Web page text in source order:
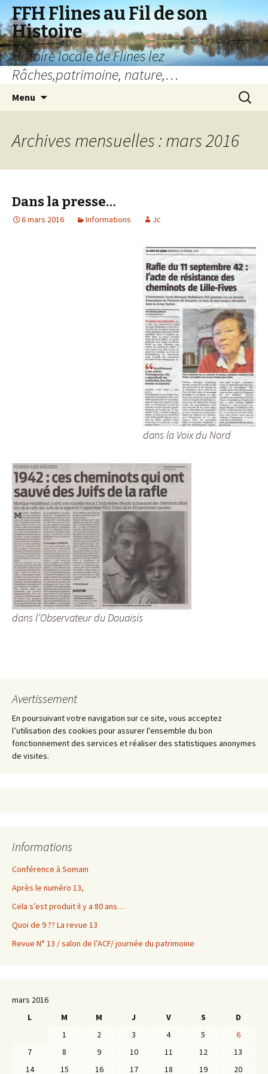
FFH Flines au Fil de son
Histoire
Histoire locale de Flines lez
Râches,patrimoine, nature,…
Menu
Archives mensuelles : mars 2016
Dans la presse…
6 mars 2016 Informations Jc
dans la Voix du Nord
dans l’Observateur du Douaisis
Avertissement
En poursuivant votre navigation sur ce site, vous acceptez
l’utilisation des cookies pour assurer l'ensemble du bon
fonctionnement des services et réaliser des statistiques anonymes
de visites.
Informations
Conférence à Somain
Après le numéro 13,
Cela s’est produit il y a 80 ans…
Quoi de 9 ?? La revue 13
Revue N° 13 / salon de l’ACF/ journée du patrimoine
mars 2016
L
M M J V S
D
1
2 3 4 5
6
7
8 9 10 11 12
13
14
15 16 17 18 19 20